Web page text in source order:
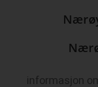
informasjon